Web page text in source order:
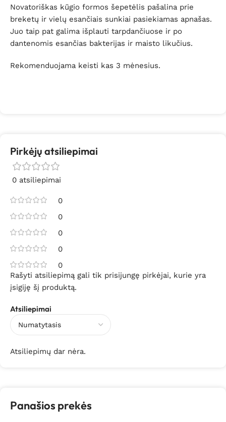
Novatoriškas kūgio formos šepetėlis pašalina prie
breketų ir vielų esančiais sunkiai pasiekiamas apnašas.
Juo taip pat galima išplauti tarpdančiuose ir po
dantenomis esančias bakterijas ir maisto likučius.
Rekomenduojama keisti kas 3 mėnesius.
Pirkėjų atsiliepimai
0 atsiliepimai
0
0
0
0
0
Atsiliepimai
Atsiliepimų dar nėra.
Rašyti atsiliepimą gali tik prisijungę pirkėjai, kurie yra
įsigiję šį produktą.
Panašios prekės